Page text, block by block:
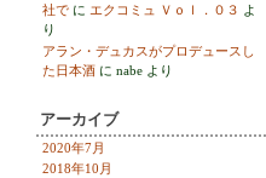
社で に エクコミュ Ｖｏｌ．０３ よ
り
アラン・デュカスがプロデュースし
た日本酒 に nabe より
アーカイブ
2020年7月
2018年10月